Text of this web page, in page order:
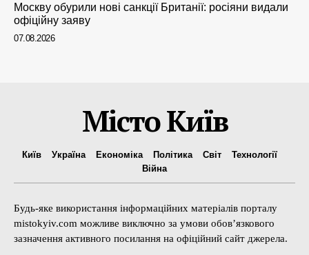
Москву обурили нові санкції Британії: росіяни видали
офіційну заяву
07.08.2026
Місто Київ
Київ Україна Економіка Політика Світ
Технології
Війна
Будь-яке використання інформаційних матеріалів порталу
mistokyiv.com можливе виключно за умови обов’язкового
зазначення активного посилання на офіційний сайт джерела.